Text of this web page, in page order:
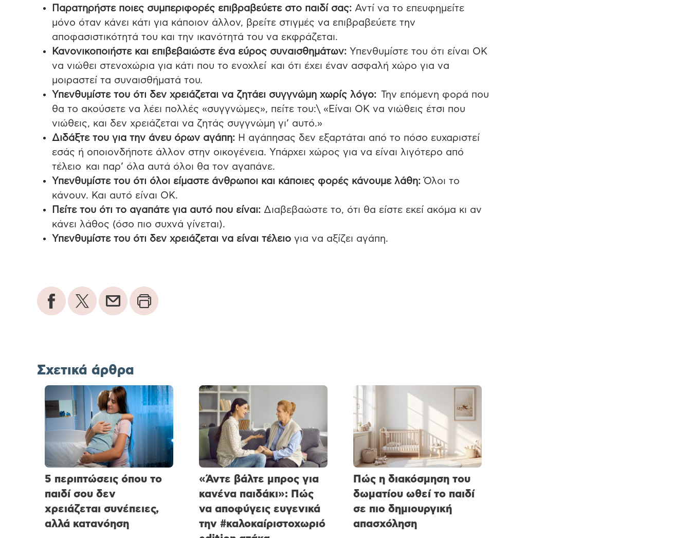
Παρατηρήστε ποιες συμπεριφορές επιβραβεύετε στο παιδί σας:Αντί να το επευφημείτε
μόνο όταν κάνει κάτι για κάποιον άλλον, βρείτε στιγμές να επιβραβεύετε την
αποφασιστικότητά του και την ικανότητά του να εκφράζεται.
Κανονικοποιήστε και επιβεβαιώστε ένα εύρος συναισθημάτων:Υπενθυμίστε του ότι είναι ΟΚ
να νιώθει στενοχώρια για κάτι που το ενοχλεί και ότι έχει έναν ασφαλή χώρο για να
μοιραστεί τα συναισθήματά του.
Υπενθυμίστε του ότι δεν χρειάζεται να ζητάει συγγνώμη χωρίς λόγο:
Την επόμενη φορά που
θα το ακούσετε να λέει πολλές «συγγνώμες», πείτε του:\ «Είναι ΟΚ να νιώθεις έτσι που
νιώθεις, και δεν χρειάζεται να ζητάς συγγνώμη γι’ αυτό.»
Διδάξτε του για την άνευ όρων αγάπη:Η αγάπησας δεν εξαρτάται από το πόσο ευχαριστεί
εσάς ή οποιονδήποτε άλλον στην οικογένεια. Υπάρχει χώρος για να είναι λιγότερο από
τέλειο και παρ’ όλα αυτά όλοι θα τον αγαπάνε.
Υπενθυμίστε του ότι όλοι είμαστε άνθρωποι και κάποιες φορές κάνουμε λάθη: Όλοι το
κάνουν. Και αυτό είναι ΟΚ.
Πείτε του ότι το αγαπάτε για αυτό που είναι:Διαβεβαώστε το, ότι θα είστε εκεί ακόμα κι αν
κάνει λάθος (όσο πιο συχνά γίνεται).
Υπενθυμίστε του ότι δεν χρειάζεται να είναι τέλειογια να αξίζει αγάπη.
Σχετικά άρθρα
5 περιπτώσεις όπου το
παιδί σου δεν
χρειάζεται συνέπειες,
αλλά κατανόηση
«Άντε βάλτε μπρος για
κανένα παιδάκι»: Πώς
να αποφύγεις ευγενικά
την #καλοκαίριστοχωριό
Πώς η διακόσμηση του
δωματίου ωθεί το παιδί
σε πιο δημιουργική
απασχόληση